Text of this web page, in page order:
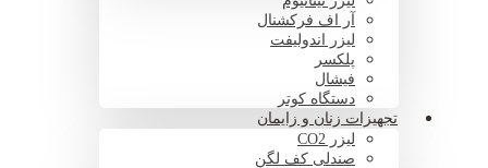
آر اف فرکشنال
لیزر اندولیفت
پلکسر
فیشال
دستگاه کوتر
تجهیزات زنان و زایمان
لیزر CO2
صندلی کف لگن